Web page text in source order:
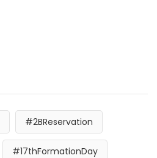
#2BReservation
#17thFormationDay